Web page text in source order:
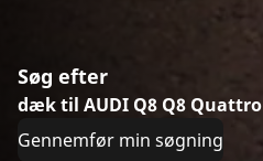
Søg efter
dæk til AUDI Q8 Q8 Quattro
Gennemfør min søgning